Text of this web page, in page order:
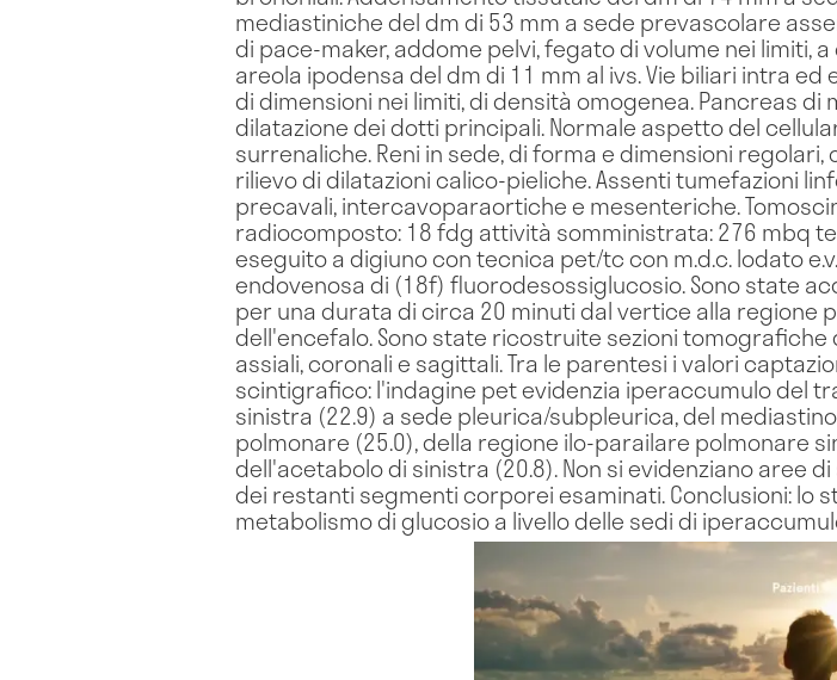
mediastiniche del dm di 53 mm a sede prevascolare
di pace-maker, addome pelvi, fegato di volume nei
areola ipodensa del dm di 11 mm al ivs. Vie biliari intra
di dimensioni nei limiti, di densità omogenea. Pancreas
dilatazione dei dotti principali. Normale aspetto del
surrenaliche. Reni in sede, di forma e dimensioni
rilievo di dilatazioni calico-pieliche. Assenti tumefazioni
precavali, intercavoparaortiche e mesenteriche.
radiocomposto: 18 fdg attività somministrata: 276 mbq
eseguito a digiuno con tecnica pet/tc con m.d.c. Iodato
endovenosa di (18f) fluorodesossiglucosio. Sono state
per una durata di circa 20 minuti dal vertice alla regione
dell'encefalo. Sono state ricostruite sezioni
assiali, coronali e sagittali. Tra le parentesi i valori
scintigrafico: l'indagine pet evidenzia iperaccumulo del
sinistra (22.9) a sede pleurica/subpleurica, del
polmonare (25.0), della regione ilo-parailare polmonare
dell'acetabolo di sinistra (20.8). Non si evidenziano aree
dei restanti segmenti corporei esaminati. Conclusioni: lo
metabolismo di glucosio a livello delle sedi di